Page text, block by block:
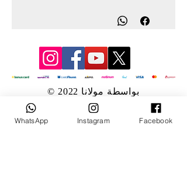
© 2022 بواسطة مولانا
WhatsApp Instagram Facebook